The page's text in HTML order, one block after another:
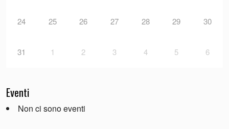
24 25 26 27 28 29 30
31 1 2 3 4 5 6
Eventi
Non ci sono eventi